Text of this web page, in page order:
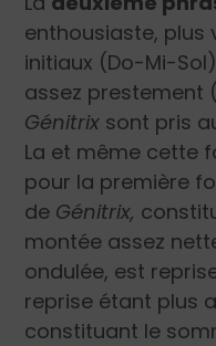
enthousiaste, plus
initiaux (Do-Mi-
assez prestement
Génitrix sont pris
La et même cette
pour la première
de Génitrix,
montée assez
ondulée, est
reprise étant plus
constituant le